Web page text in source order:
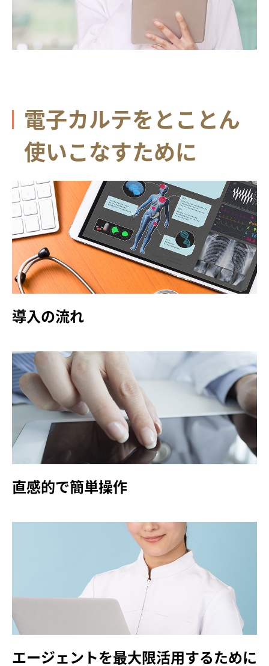
電子カルテをとことん
使いこなすために
導入の流れ
直感的で簡単操作
エージェントを最大限活用するために